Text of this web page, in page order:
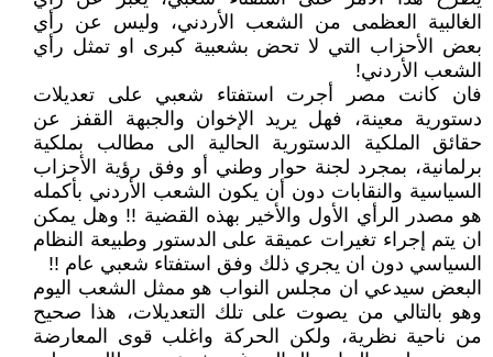
الغالبية العظمى من الشعب الأردني، وليس عن رأي
بعض الأحزاب التي لا تحض بشعبية كبرى او تمثل رأي
الشعب الأردني!
فان كانت مصر أجرت استفتاء شعبي على تعديلات
دستورية معينة، فهل يريد الإخوان والجبهة القفز عن
حقائق الملكية الدستورية الحالية الى مطالب بملكية
برلمانية، بمجرد لجنة حوار وطني أو وفق رؤية الأحزاب
السياسية والنقابات دون أن يكون الشعب الأردني بأكمله
هو مصدر الرأي الأول والأخير بهذه القضية !! وهل يمكن
ان يتم إجراء تغيرات عميقة على الدستور وطبيعة النظام
السياسي دون ان يجري ذلك وفق استفتاء شعبي عام !!
البعض سيدعي ان مجلس النواب هو ممثل الشعب اليوم
وهو بالتالي من يصوت على تلك التعديلات، هذا صحيح
من ناحية نظرية، ولكن الحركة واغلب قوى المعارضة